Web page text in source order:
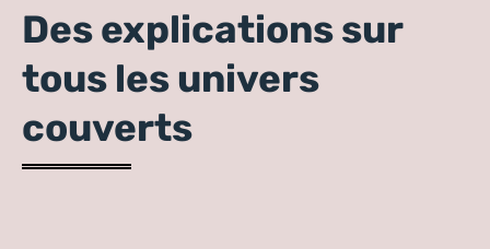
Des explications sur
tous les univers
couverts